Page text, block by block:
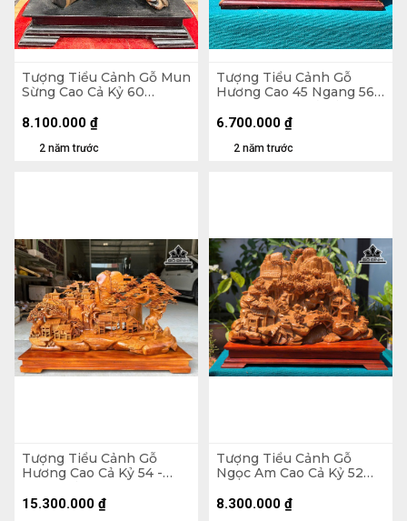
Tượng Tiểu Cảnh Gỗ Mun
Sừng Cao Cả Kỷ 60
Riêng Kỷ Cao 10 (cm)
2 năm trước
8.100.000 ₫
Tượng Tiểu Cảnh Gỗ
Hương Cao 45 Ngang 56
2 năm trước
6.700.000 ₫
Tượng Tiểu Cảnh Gỗ
Hương Cao Cả Kỷ 54 -
Sâu 25 (cm)
15.300.000 ₫
Tượng Tiểu Cảnh Gỗ
Ngọc Am Cao Cả Kỷ 52
Ngang 70 Sâu 32 (cm)
8.300.000 ₫